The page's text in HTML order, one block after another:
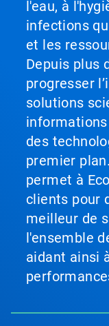
l'eau, à
infections
et les
Depuis plus
progresser
solutions
des
premier
permet à
clients pour
meilleur de
l'ensemble
aidant ainsi